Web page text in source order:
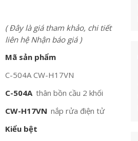
( Đây là giá tham khảo, chi tiết
liên hệ Nhận báo giá )
Mã sản phẩm
C-504A CW-H17VN
C-504A thân bồn cầu 2 khối
CW-H17VN nắp rửa điện tử
Kiểu bệt